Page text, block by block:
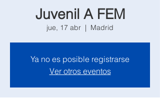
Juvenil A FEM
jue, 17 abr
  |
Madrid
Ya no es posible registrarse
Ver otros eventos